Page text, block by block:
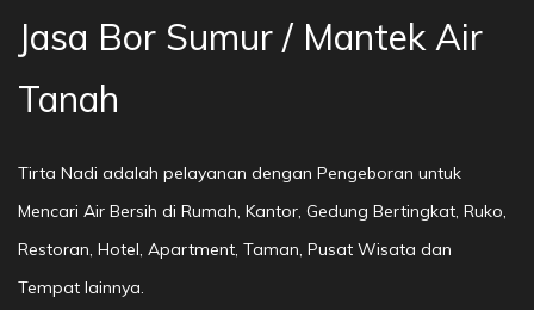
Jasa Bor Sumur / Mantek Air
Tanah
Tirta Nadi adalah pelayanan dengan Pengeboran untuk
Mencari Air Bersih di Rumah, Kantor, Gedung Bertingkat, Ruko,
Restoran, Hotel, Apartment, Taman, Pusat Wisata dan
Tempat lainnya.